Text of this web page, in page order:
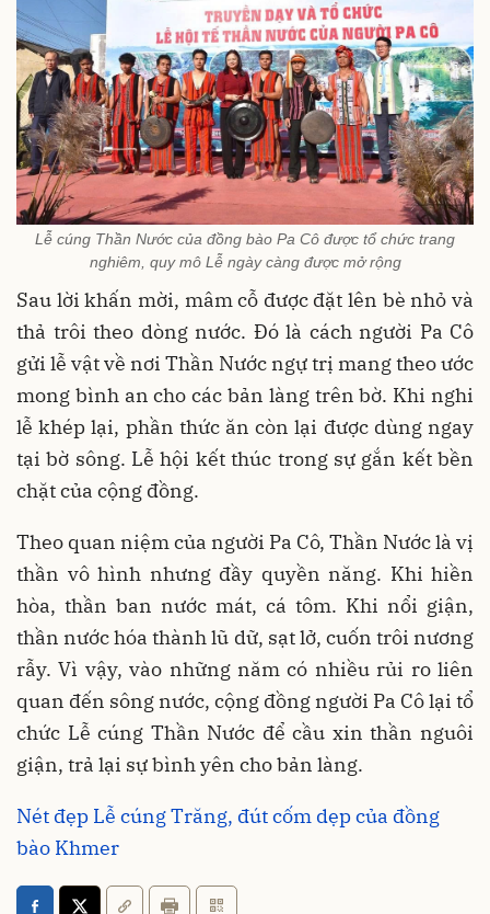
Lễ cúng Thần Nước của đồng bào Pa Cô được tổ chức trang
nghiêm, quy mô Lễ ngày càng được mở rộng
Sau lời khấn mời, mâm cỗ được đặt lên bè nhỏ và
thả trôi theo dòng nước. Đó là cách người Pa Cô
gửi lễ vật về nơi Thần Nước ngự trị mang theo ước
mong bình an cho các bản làng trên bờ. Khi nghi
lễ khép lại, phần thức ăn còn lại được dùng ngay
tại bờ sông. Lễ hội kết thúc trong sự gắn kết bền
chặt của cộng đồng.
Theo quan niệm của người Pa Cô, Thần Nước là vị
thần vô hình nhưng đầy quyền năng. Khi hiền
hòa, thần ban nước mát, cá tôm. Khi nổi giận,
thần nước hóa thành lũ dữ, sạt lở, cuốn trôi nương
rẫy. Vì vậy, vào những năm có nhiều rủi ro liên
quan đến sông nước, cộng đồng người Pa Cô lại tổ
chức Lễ cúng Thần Nước để cầu xin thần nguôi
giận, trả lại sự bình yên cho bản làng.
Nét đẹp Lễ cúng Trăng, đút cốm dẹp của đồng
bào Khmer